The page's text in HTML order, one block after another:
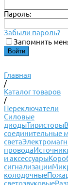
Пароль:
Забыли пароль?
Запомнить
Главная
/
Каталог товаров
/
Переключатели
Силовые
диодыТиристоры
соединительные
света
провода
и аксессуары
сигнализации
колодочные
светозвуковые